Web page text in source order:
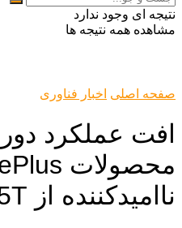
نتیجه ای وجود ندارد
مشاهده همه نتیجه ها
صفحه اصلی اخبار فناوری
افت عملکرد
ناامیدکننده از OnePlus 15T